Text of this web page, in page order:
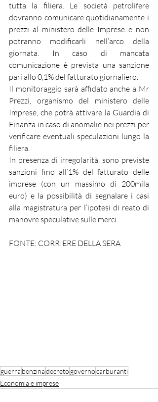
tutta la filiera. Le società petrolifere
dovranno comunicare quotidianamente i
prezzi al ministero delle Imprese e non
potranno modificarli nell’arco della
giornata. In caso di mancata
comunicazione è prevista una sanzione
pari allo 0,1% del fatturato giornaliero.
Il monitoraggio sarà affidato anche a Mr
Prezzi, organismo del ministero delle
Imprese, che potrà attivare la Guardia di
Finanza in caso di anomalie nei prezzi per
verificare eventuali speculazioni lungo la
filiera.
In presenza di irregolarità, sono previste
sanzioni fino all’1% del fatturato delle
imprese (con un massimo di 200mila
euro) e la possibilità di segnalare i casi
alla magistratura per l’ipotesi di reato di
manovre speculative sulle merci.
FONTE: CORRIERE DELLA SERA
guerra benzinadecreto governocarburanti
Economia e imprese